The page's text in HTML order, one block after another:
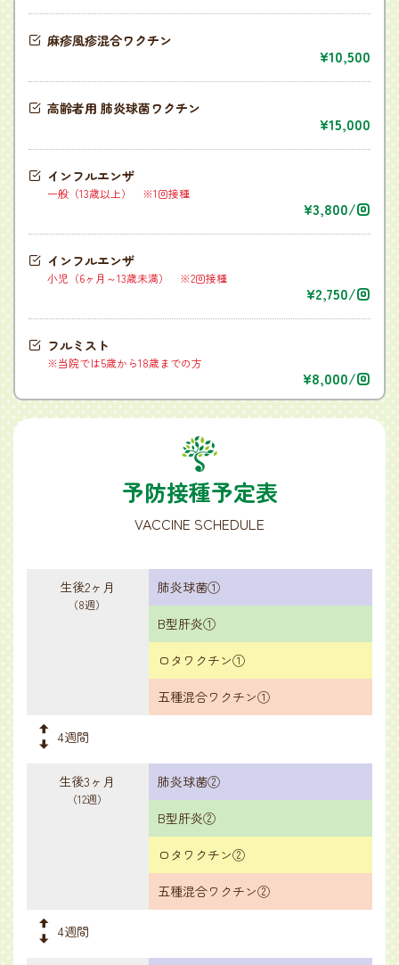
麻疹風疹混合ワクチン
10,500
高齢者用 肺炎球菌ワクチン
15,000
インフルエンザ
一般（13歳以上） ※1回接種
3,800/回
インフルエンザ
小児（6ヶ月～13歳未満） ※2回接種
2,750/回
フルミスト
※当院では5歳から18歳までの方
8,000/回
予防接種予定表
VACCINE SCHEDULE
生後2ヶ月
（8週）
肺炎球菌①
B型肝炎①
ロタワクチン①
五種混合ワクチン①
4週間
生後3ヶ月
（12週）
肺炎球菌②
B型肝炎②
ロタワクチン②
五種混合ワクチン②
4週間